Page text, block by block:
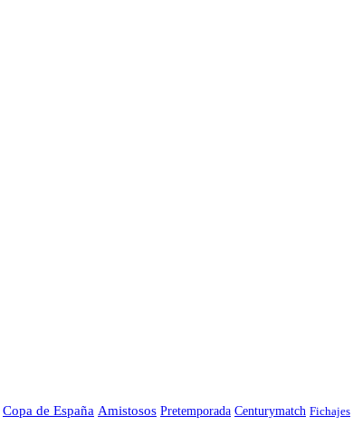
Copa de España Amistosos Pretemporada Centurymatch Fichajes